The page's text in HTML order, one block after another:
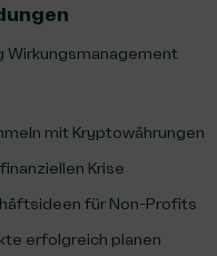
Wirkungsmanagement
mit Kryptowährungen
Krise
für Non-Profits
erfolgreich planen